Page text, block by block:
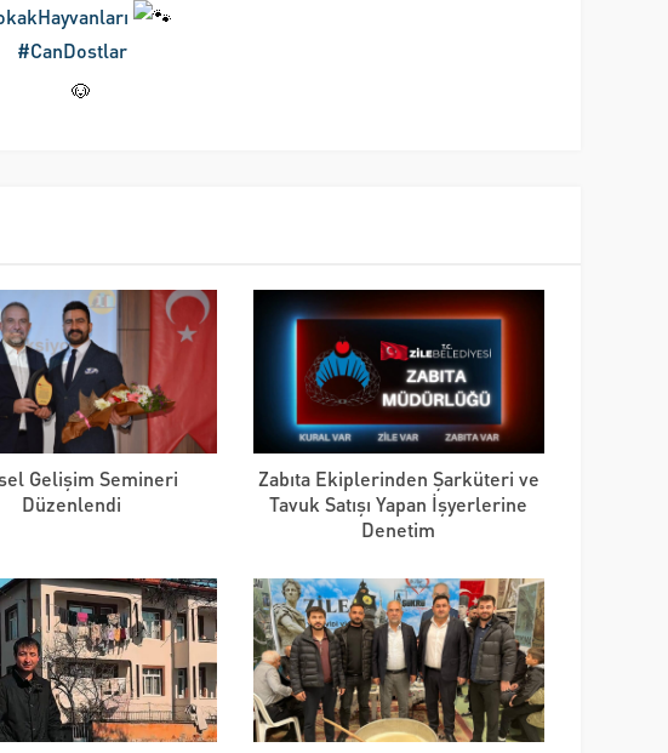
#CanDostlar
Gelişim Semineri
Düzenlendi
Zabıta Ekiplerinden Şarküteri ve
Tavuk Satışı Yapan İşyerlerine
Denetim